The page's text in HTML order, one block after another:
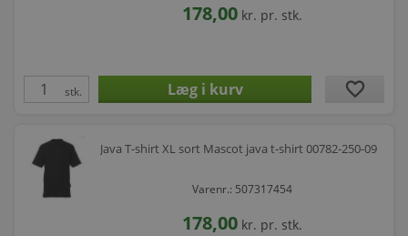
178,00 kr. pr. stk.
stk. favorite
Java T-shirt XL sort Mascot java t-shirt 00782-250-09
Varenr.: 507317454
178,00 kr. pr. stk.